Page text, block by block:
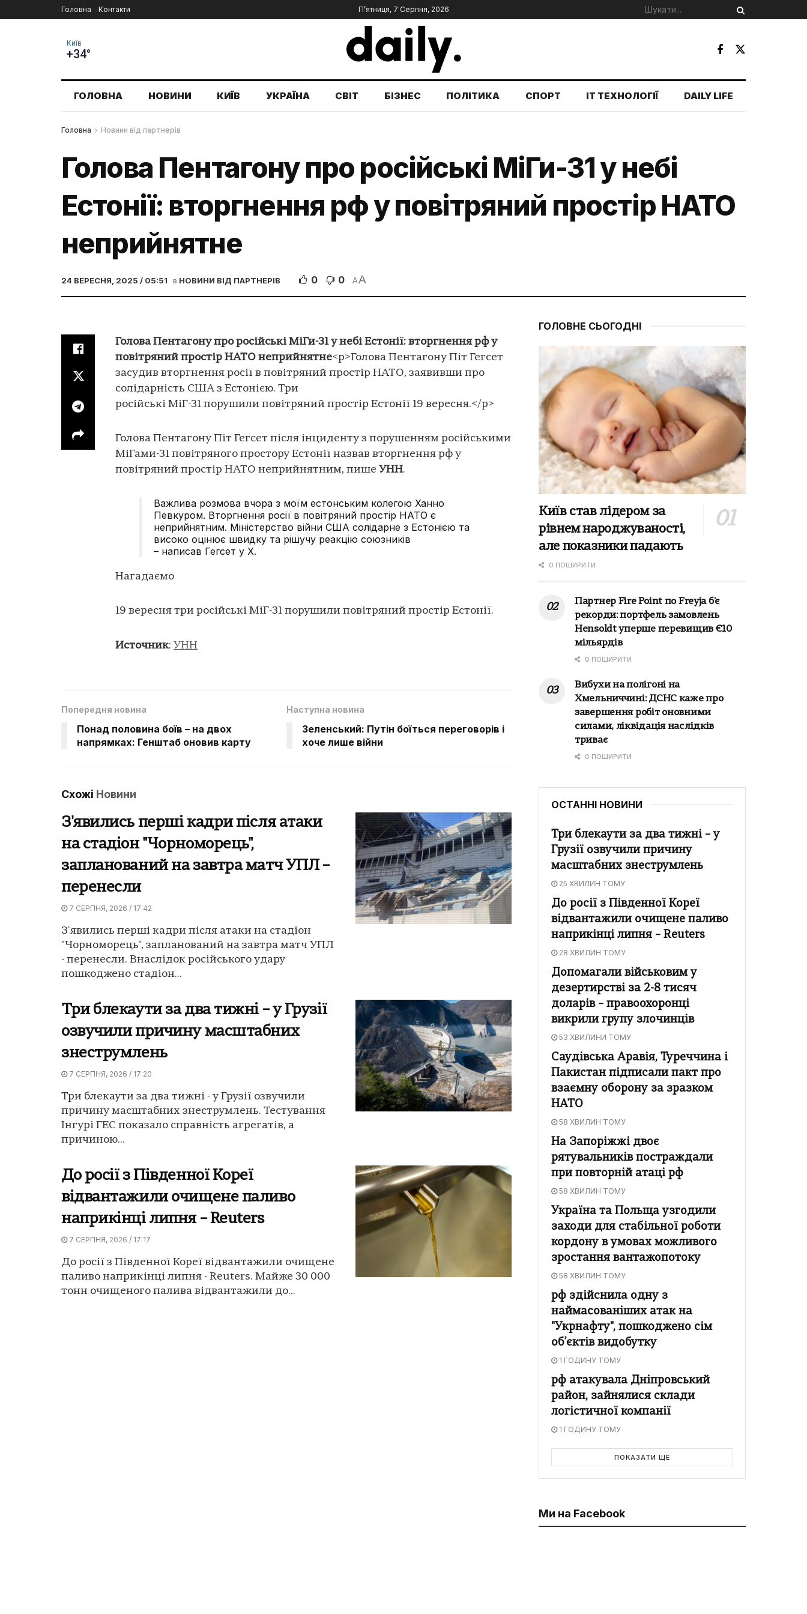
Головна Контакти П’ятниця, 7 Серпня, 2026
Київ
+34°
ГОЛОВНА НОВИНИ КИЇВ УКРАЇНА СВІТ БІЗНЕС ПОЛІТИКА СПОРТ IT ТЕХНОЛОГІЇ DAILY LIFE
Головна Новини від партнерів
Голова Пентагону про російські МіГи-31 у небі
Естонії: вторгнення рф у повітряний простір НАТО
неприйнятне
24 ВЕРЕСНЯ, 2025 / 05:51 в НОВИНИ ВІД ПАРТНЕРІВ 0 0 AA
Голова Пентагону про російські МіГи-31 у небі Естонії: вторгнення рф у
повітряний простір НАТО неприйнятне<p>Голова Пентагону Піт Гегсет
засудив вторгнення росії в повітряний простір НАТО, заявивши про
солідарність США з Естонією. Три
російські МіГ-31 порушили повітряний простір Естонії 19 вересня.</p>
Голова Пентагону Піт Гегсет після інциденту з порушенням російськими
МіГами-31 повітряного простору Естонії назвав вторгнення рф у
повітряний простір НАТО неприйнятним, пише УНН.
Важлива розмова вчора з моїм естонським колегою Ханно
Певкуром. Вторгнення росії в повітряний простір НАТО є
неприйнятним. Міністерство війни США солідарне з Естонією та
високо оцінює швидку та рішучу реакцію союзників
– написав Гегсет у X.
Нагадаємо
19 вересня три російські МіГ-31 порушили повітряний простір Естонії.
Источник: УНН
Попередня новина
Понад половина боїв – на двох
напрямках: Генштаб оновив карту
Наступна новина
Зеленський: Путін боїться переговорів і
хоче лише війни
Схожі Новини
З'явились перші кадри після атаки
на стадіон "Чорноморець",
запланований на завтра матч УПЛ –
перенесли
7 СЕРПНЯ, 2026 / 17:42
З'явились перші кадри після атаки на стадіон
"Чорноморець", запланований на завтра матч УПЛ
- перенесли. Внаслідок російського удару
пошкоджено стадіон...
Три блекаути за два тижні – у Грузії
озвучили причину масштабних
знеструмлень
7 СЕРПНЯ, 2026 / 17:20
Три блекаути за два тижні - у Грузії озвучили
причину масштабних знеструмлень. Тестування
Інгурі ГЕС показало справність агрегатів, а
причиною...
До росії з Південної Кореї
відвантажили очищене паливо
наприкінці липня – Reuters
7 СЕРПНЯ, 2026 / 17:17
До росії з Південної Кореї відвантажили очищене
паливо наприкінці липня - Reuters. Майже 30 000
тонн очищеного палива відвантажили до...
ГОЛОВНЕ СЬОГОДНІ
Київ став лідером за
рівнем народжуваності,
але показники падають
0 ПОШИРИТИ
Партнер Fire Point по Freyja б'є
рекорди: портфель замовлень
Hensoldt уперше перевищив €10
мільярдів
0 ПОШИРИТИ
Вибухи на полігоні на
Хмельниччині: ДСНС каже про
завершення робіт оновними
силами, ліквідація наслідків
триває
0 ПОШИРИТИ
ОСТАННІ НОВИНИ
Три блекаути за два тижні – у
Грузії озвучили причину
масштабних знеструмлень
25 ХВИЛИН ТОМУ
До росії з Південної Кореї
відвантажили очищене паливо
наприкінці липня – Reuters
28 ХВИЛИН ТОМУ
Допомагали військовим у
дезертирстві за 2-8 тисяч
доларів – правоохоронці
викрили групу злочинців
53 ХВИЛИНИ ТОМУ
Саудівська Аравія, Туреччина і
Пакистан підписали пакт про
взаємну оборону за зразком
НАТО
58 ХВИЛИН ТОМУ
На Запоріжжі двоє
рятувальників постраждали
при повторній атаці рф
58 ХВИЛИН ТОМУ
Україна та Польща узгодили
заходи для стабільної роботи
кордону в умовах можливого
зростання вантажопотоку
58 ХВИЛИН ТОМУ
рф здійснила одну з
наймасованіших атак на
"Укрнафту", пошкоджено сім
об’єктів видобутку
1 ГОДИНУ ТОМУ
рф атакувала Дніпровський
район, зайнялися склади
логістичної компанії
1 ГОДИНУ ТОМУ
ПОКАЗАТИ ЩЕ
Ми на Facebook